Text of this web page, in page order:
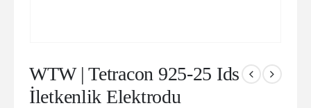
WTW | Tetracon 925-25 Ids
İletkenlik Elektrodu